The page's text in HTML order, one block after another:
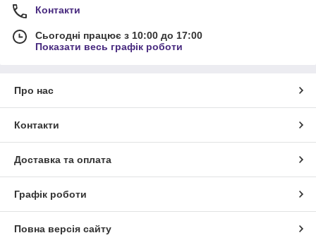
Контакти
Сьогодні працює з 10:00 до 17:00
Показати весь графік роботи
Про нас
Контакти
Доставка та оплата
Графік роботи
Повна версія сайту